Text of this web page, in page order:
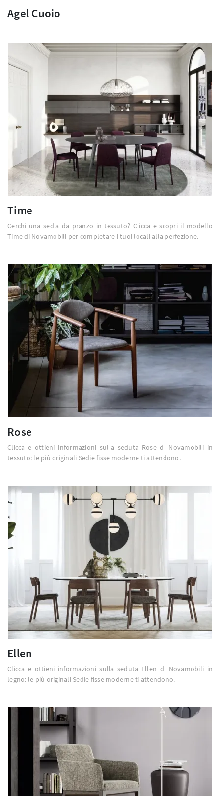
Agel Cuoio
Time
Cerchi una sedia da pranzo in tessuto? Clicca e scopri il modello
Time di Novamobili per completare i tuoi locali alla perfezione.
Rose
Clicca e ottieni informazioni sulla seduta Rose di Novamobili in
tessuto: le più originali Sedie fisse moderne ti attendono.
Ellen
Clicca e ottieni informazioni sulla seduta Ellen di Novamobili in
legno: le più originali Sedie fisse moderne ti attendono.